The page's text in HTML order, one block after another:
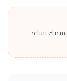
يساعد